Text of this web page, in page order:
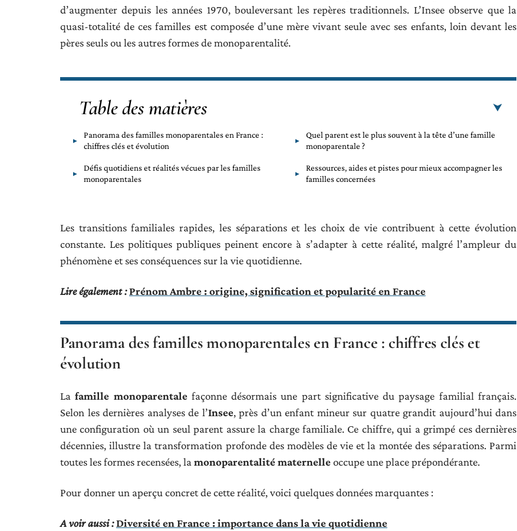
d’augmenter depuis les années 1970, bouleversant les repères traditionnels. L’Insee observe que la
quasi-totalité de ces familles est composée d’une mère vivant seule avec ses enfants, loin devant les
pères seuls ou les autres formes de monoparentalité.
Table des matières
Panorama des familles monoparentales en France :
chiffres clés et évolution
Quel parent est le plus souvent à la tête d’une famille
monoparentale ?
Défis quotidiens et réalités vécues par les familles
monoparentales
Ressources, aides et pistes pour mieux accompagner les
familles concernées
Les transitions familiales rapides, les séparations et les choix de vie contribuent à cette évolution
constante. Les politiques publiques peinent encore à s’adapter à cette réalité, malgré l’ampleur du
phénomène et ses conséquences sur la vie quotidienne.
Lire également :Prénom Ambre : origine, signification et popularité en France
Panorama des familles monoparentales en France : chiffres clés et
évolution
Lafamille monoparentalefaçonne désormais une part significative du paysage familial français.
Selon les dernières analyses de l’Insee, près d’un enfant mineur sur quatre grandit aujourd’hui dans
une configuration où un seul parent assure la charge familiale. Ce chiffre, qui a grimpé ces dernières
décennies, illustre la transformation profonde des modèles de vie et la montée des séparations. Parmi
toutes les formes recensées, la monoparentalité maternelleoccupe une place prépondérante.
Pour donner un aperçu concret de cette réalité, voici quelques données marquantes :
A voir aussi :Diversité en France : importance dans la vie quotidienne